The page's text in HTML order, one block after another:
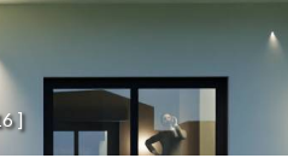
6 ]